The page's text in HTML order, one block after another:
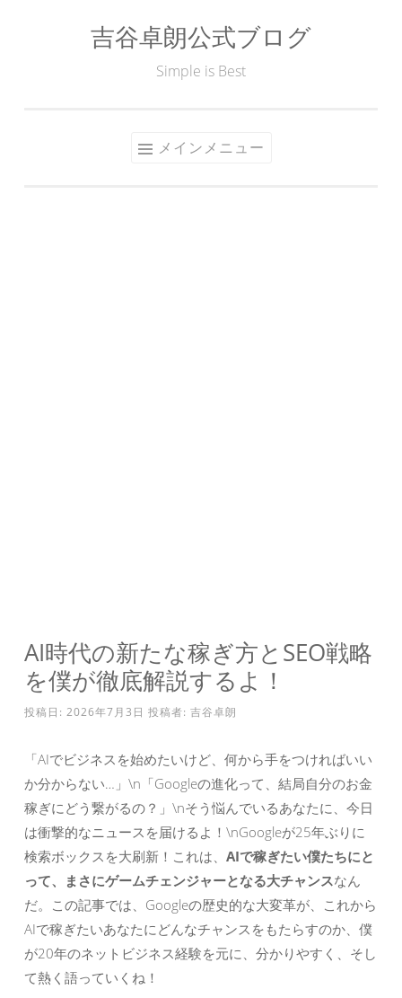
吉谷卓朗公式ブログ
Simple is Best
メインメニュー
AI時代の新たな稼ぎ方とSEO戦略
を僕が徹底解説するよ！
投稿日: 2026年7月3日 投稿者: 吉谷卓朗
「AIでビジネスを始めたいけど、何から手をつければいい
か分からない…」\n「Googleの進化って、結局自分のお金
稼ぎにどう繋がるの？」\nそう悩んでいるあなたに、今日
は衝撃的なニュースを届けるよ！\nGoogleが25年ぶりに
検索ボックスを大刷新！これは、 AIで稼ぎたい僕たちにと
って、まさにゲームチェンジャーとなる大チャンスなん
だ。この記事では、Googleの歴史的な大変革が、これから
AIで稼ぎたいあなたにどんなチャンスをもたらすのか、僕
が20年のネットビジネス経験を元に、分かりやすく、そし
て熱く語っていくね！